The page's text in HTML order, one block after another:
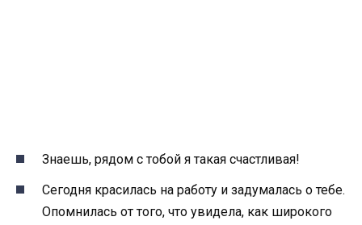
Знаешь, рядом с тобой я такая счастливая!
Сегодня красилась на работу и задумалась о тебе.
Опомнилась от того, что увидела, как широкого